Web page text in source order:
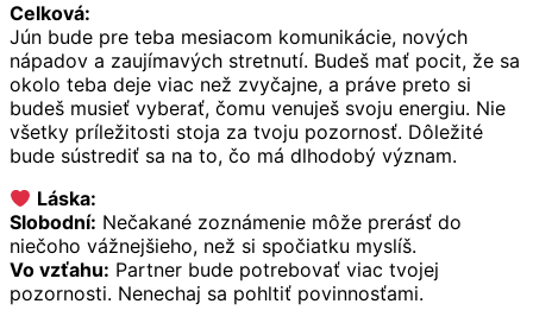
Celková:
Jún bude pre teba mesiacom komunikácie, nových
nápadov a zaujímavých stretnutí. Budeš mať pocit, že sa
okolo teba deje viac než zvyčajne, a práve preto si
budeš musieť vyberať, čomu venuješ svoju energiu. Nie
všetky príležitosti stoja za tvoju pozornosť. Dôležité
bude sústrediť sa na to, čo má dlhodobý význam.
Láska:
Slobodní: Nečakané zoznámenie môže prerásť do
niečoho vážnejšieho, než si spočiatku myslíš.
Vo vzťahu: Partner bude potrebovať viac tvojej
pozornosti. Nenechaj sa pohltiť povinnosťami.